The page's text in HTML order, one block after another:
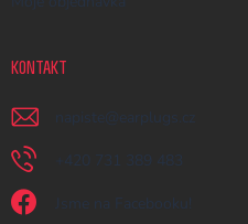
KONTAKT
napiste @ earplugs.cz
+420 731 389 483
Jsme na Facebooku!